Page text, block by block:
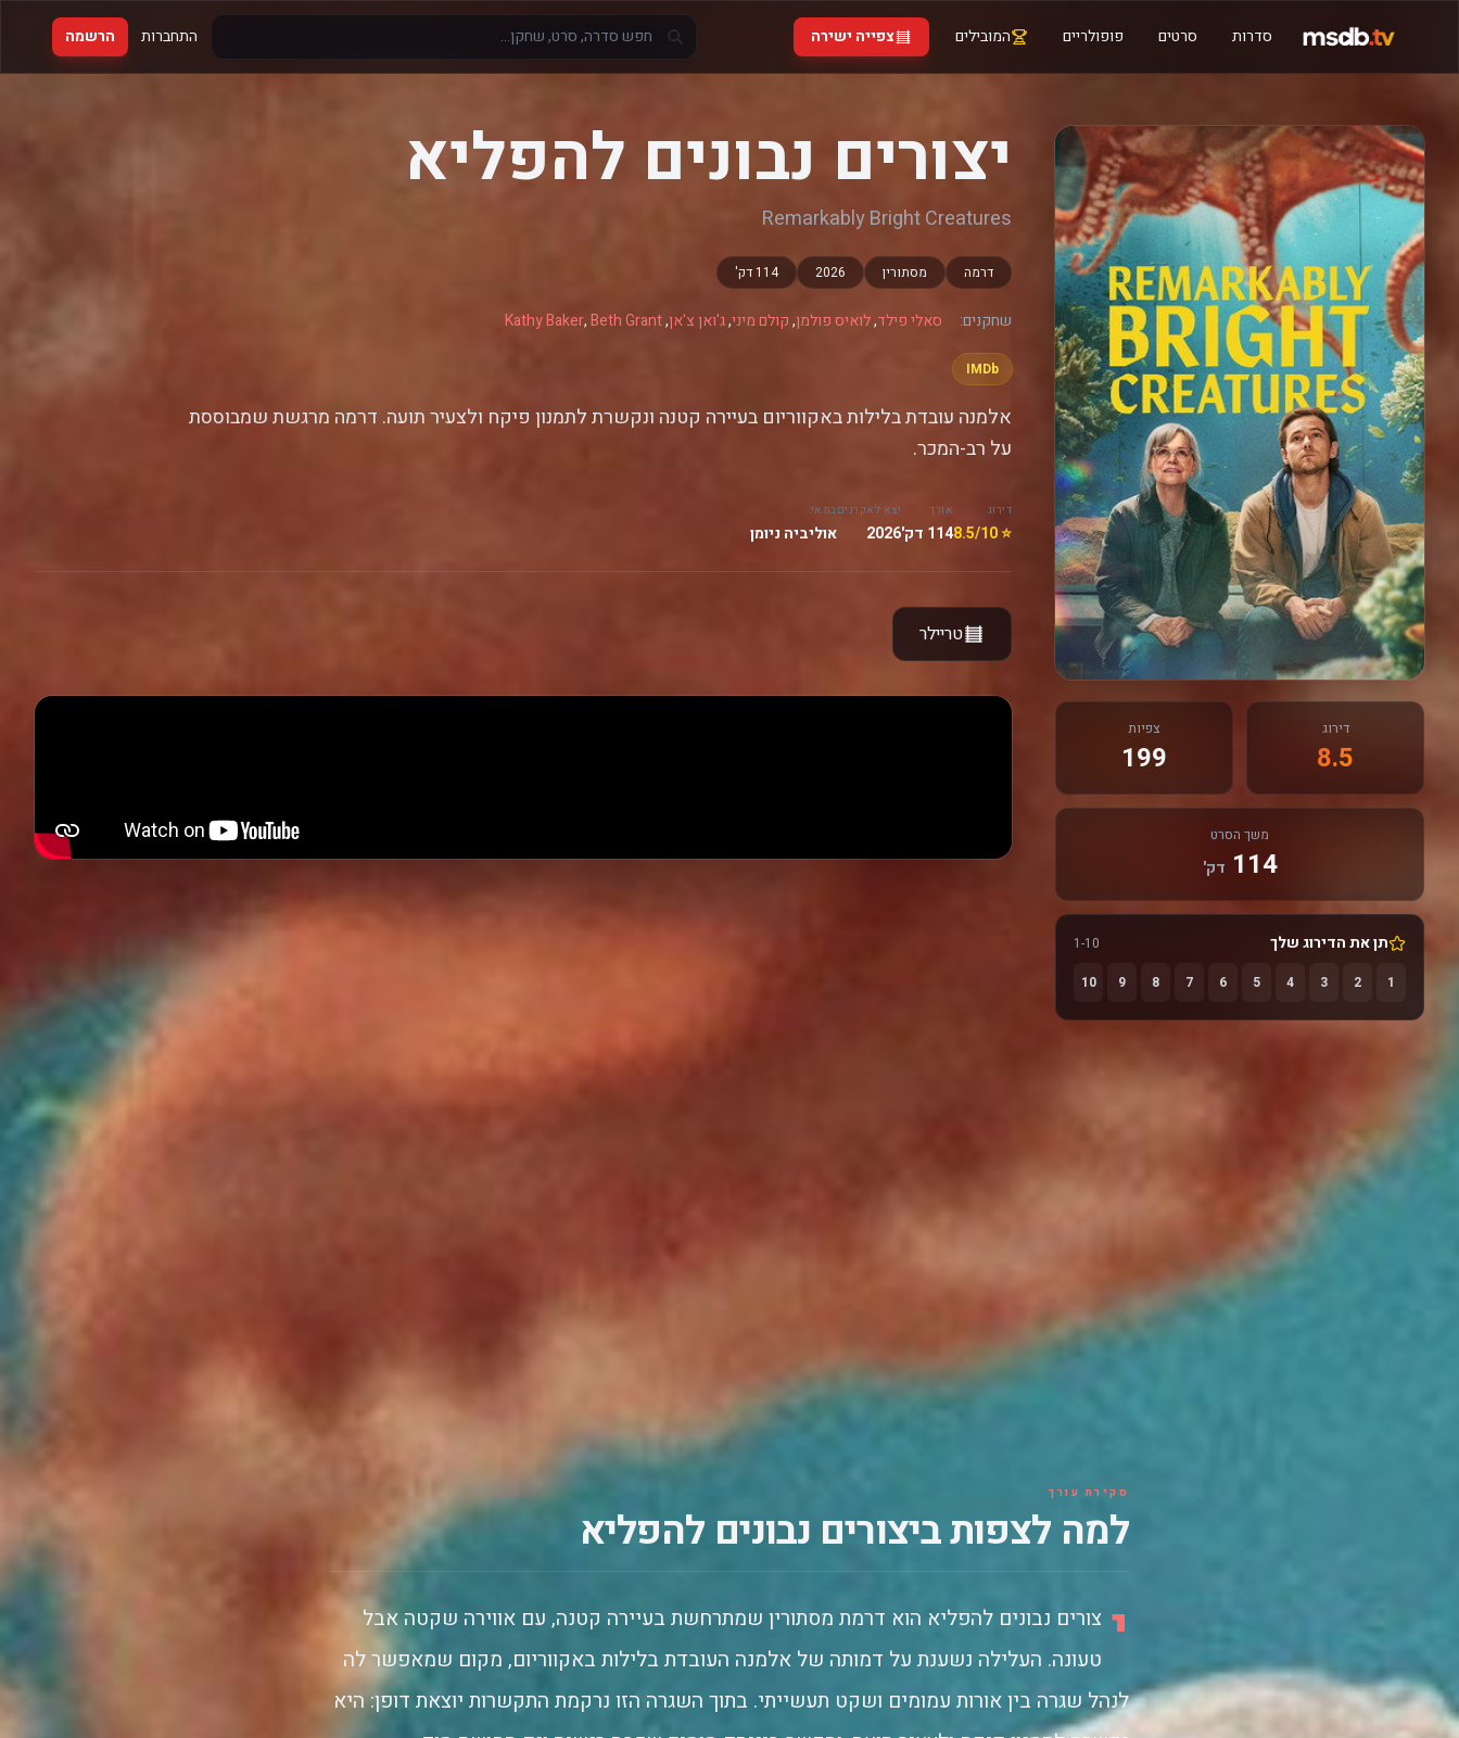
סדרות סרטים פופולריים המובילים צפייה ישירה התחברות הרשמה
דירוג
8.5
צפיות
199
משך הסרט
114 דק'
תן את הדירוג שלך
1-10
1
2
3
4
5
6
7
8
9
10
יצורים נבונים להפליא
Remarkably Bright Creatures
דרמה מסתורין 2026 114 דק'
שחקנים: סאלי פילד,לואיס פולמן,קולם מיני,ג'ואן צ'אן,
Kathy Baker,Beth Grant
IMDb
אלמנה עובדת בלילות באקווריום בעיירה קטנה ונקשרת לתמנון פיקח ולצעיר תועה. דרמה מרגשת שמבוססת
על רב-המכר.
דירוג
⭐ 8.5/10
אורך
114 דק'
יצא לאקרנים
2026
במאי
אוליביה ניומן
טריילר
סקירת עורך
למה לצפות ביצורים נבונים להפליא
י צורים נבונים להפליא הוא דרמת מסתורין שמתרחשת בעיירה קטנה, עם אווירה שקטה אבל
טעונה. העלילה נשענת על דמותה של אלמנה העובדת בלילות באקווריום, מקום שמאפשר לה
לנהל שגרה בין אורות עמומים ושקט תעשייתי. בתוך השגרה הזו נרקמת התקשרות יוצאת דופן: היא